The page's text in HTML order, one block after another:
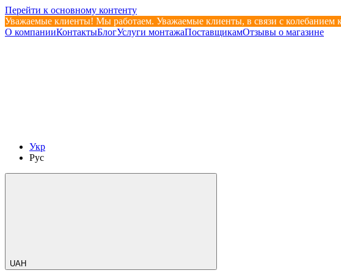
Перейти к основному контенту
Уважаемые клиенты! Мы работаем. Уважаемые клиенты, в связи с колебанием
О компанииКонтактыБлогУслуги монтажаПоставщикамОтзывы о магазине
Укр
Рус
UAH